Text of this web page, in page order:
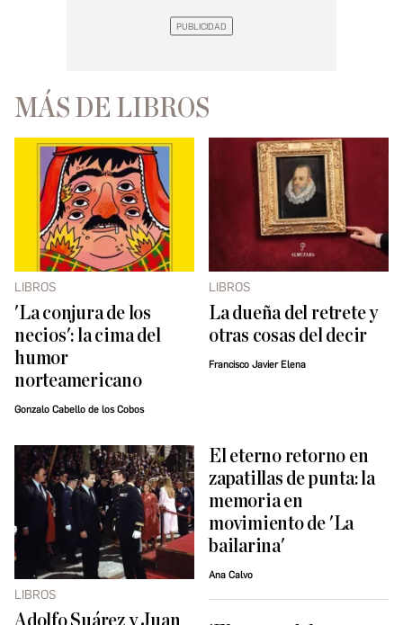
MÁS DE LIBROS
LIBROS
'La conjura de los
necios': la cima del
humor
norteamericano
Gonzalo Cabello de los Cobos
LIBROS
La dueña del retrete y
otras cosas del decir
Francisco Javier Elena
LIBROS
El eterno retorno en
zapatillas de punta: la
memoria en
movimiento de 'La
bailarina'
Ana Calvo